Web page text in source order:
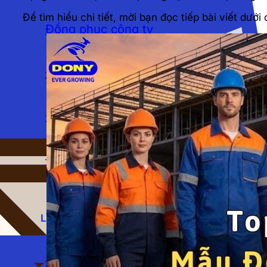
Đồng phục công ty
Đồng phục công sở
Đồng phục ngân hàng
Đồng phục học sinh
LĨNH VỰC
Đồng phục spa
Để tìm hiểu chi tiết, mời bạn đọc tiếp bài viết dưới